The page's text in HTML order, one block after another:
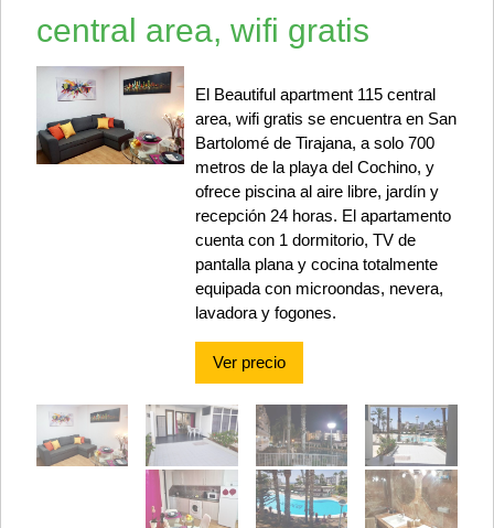
central area, wifi gratis
El Beautiful apartment 115 central
area, wifi gratis se encuentra en San
Bartolomé de Tirajana, a solo 700
metros de la playa del Cochino, y
ofrece piscina al aire libre, jardín y
recepción 24 horas. El apartamento
cuenta con 1 dormitorio, TV de
pantalla plana y cocina totalmente
equipada con microondas, nevera,
lavadora y fogones.
Ver precio